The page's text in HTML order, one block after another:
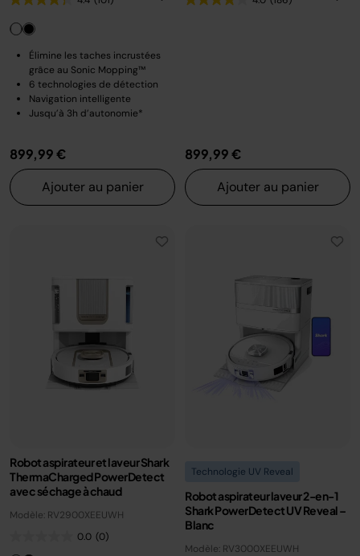
Élimine les taches incrustées
grâce au Sonic Mopping™
6 technologies de détection
Navigation intelligente
Jusqu’à 3h d’autonomie*
899,99 €
Ajouter au panier
899,99 €
Ajouter au panier
Robot aspirateur et laveur Shark
ThermaCharged PowerDetect
avec séchage à chaud
Modèle: RV2900XEEUWH
0.0 (0)
Technologie UV Reveal
Robot aspirateur laveur 2-en-1
Shark PowerDetect UV Reveal –
Blanc
Modèle: RV3000XEEUWH